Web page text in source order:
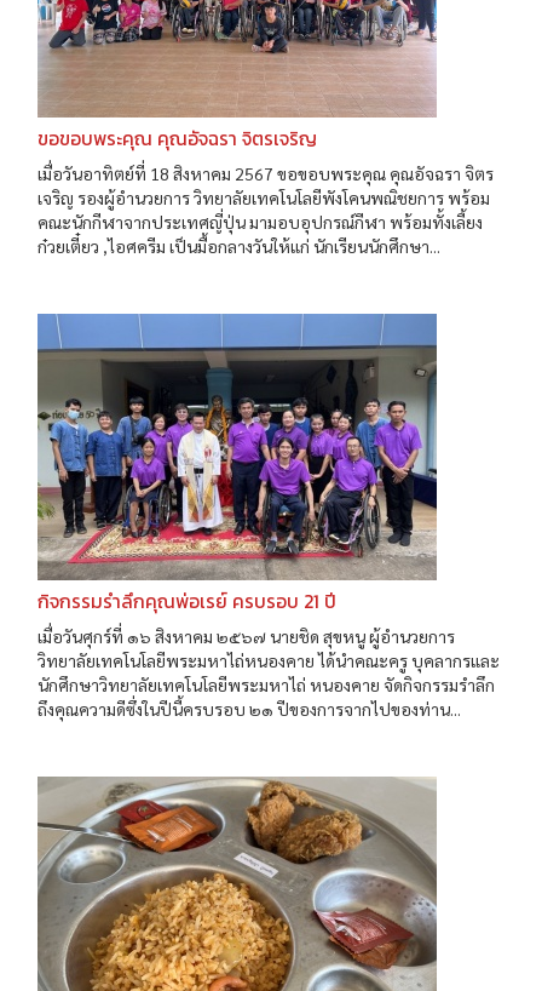
ขอขอบพระคุณ คุณอัจฉรา จิตรเจริญ
เมื่อวันอาทิตย์ที่ 18 สิงหาคม 2567 ขอขอบพระคุณ คุณอัจฉรา จิตร
เจริญ รองผู้อำนวยการ วิทยาลัยเทคโนโลยีพังโคนพณิชยการ พร้อม
คณะนักกีฬาจากประเทศญี่ปุ่น มามอบอุปกรณ์กีฬา พร้อมทั้งเลี้ยง
ก๋วยเตี๋ยว ,ไอศครีม เป็นมื้อกลางวันให้แก่ นักเรียนนักศึกษา...
กิจกรรมรำลึกคุณพ่อเรย์ ครบรอบ 21 ปี
เมื่อวันศุกร์ที่ ๑๖ สิงหาคม ๒๕๖๗ นายชิด สุขหนู ผู้อำนวยการ
วิทยาลัยเทคโนโลยีพระมหาไถ่หนองคาย ได้นำคณะครู บุคลากรและ
นักศึกษาวิทยาลัยเทคโนโลยีพระมหาไถ่ หนองคาย จัดกิจกรรมรำลึก
ถึงคุณความดีซึ่งในปีนี้ครบรอบ ๒๑ ปีของการจากไปของท่าน...